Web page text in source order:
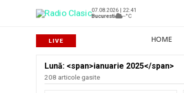
07.08.2026 | 22:41
Bucuresti
--°C
HOME
Lună: <span>ianuarie 2025</span>
208 articole gasite